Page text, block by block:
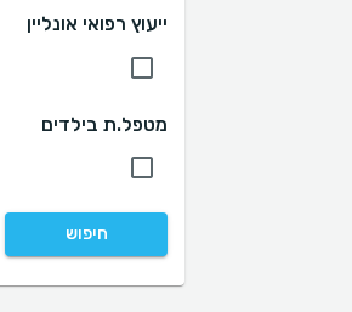
ייעוץ רפואי אונליין
מטפל.ת בילדים
חיפוש